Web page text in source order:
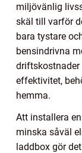
miljövänlig
skäl till varför
bara tystare
bensindrivna
effektivitet,
hemma.
Att installera
minska såväl
laddbox gör